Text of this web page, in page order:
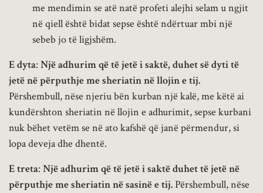
me mendimin se atë natë profeti alejhi selam u ngjit
në qiell është bidat sepse është ndërtuar mbi një
sebeb jo të ligjshëm.
E dyta: Një adhurim që të jetë i saktë, duhet së dyti të
jetë në përputhje me sheriatin në llojin e tij.
Përshembull, nëse njeriu bën kurban një kalë, me këtë ai
kundërshton sheriatin në llojin e adhurimit, sepse kurbani
nuk bëhet vetëm se në ato kafshë që janë përmendur, si
lopa deveja dhe dhentë.
E treta: Një adhurim që të jetë i saktë duhet të jetë në
përputhje me sheriatin në sasinë e tij.Përshembull, nëse